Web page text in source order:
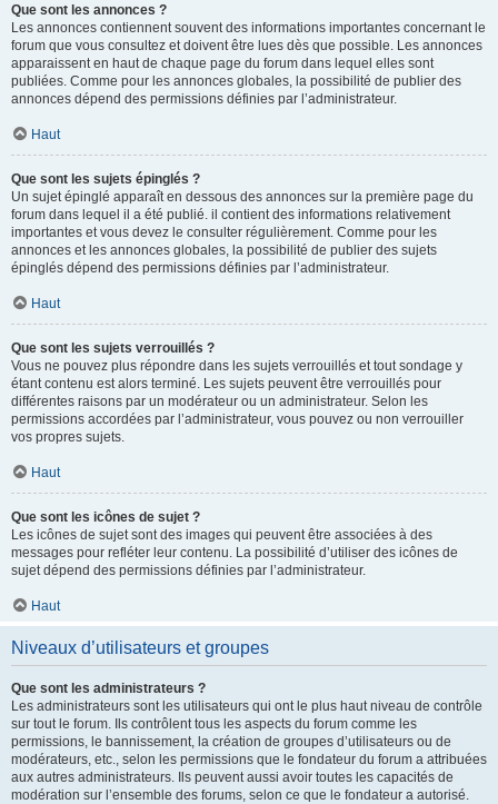
Que sont les annonces ?
Les annonces contiennent souvent des informations importantes concernant le
forum que vous consultez et doivent être lues dès que possible. Les annonces
apparaissent en haut de chaque page du forum dans lequel elles sont
publiées. Comme pour les annonces globales, la possibilité de publier des
annonces dépend des permissions définies par l’administrateur.
Haut
Que sont les sujets épinglés ?
Un sujet épinglé apparaît en dessous des annonces sur la première page du
forum dans lequel il a été publié. il contient des informations relativement
importantes et vous devez le consulter régulièrement. Comme pour les
annonces et les annonces globales, la possibilité de publier des sujets
épinglés dépend des permissions définies par l’administrateur.
Haut
Que sont les sujets verrouillés ?
Vous ne pouvez plus répondre dans les sujets verrouillés et tout sondage y
étant contenu est alors terminé. Les sujets peuvent être verrouillés pour
différentes raisons par un modérateur ou un administrateur. Selon les
permissions accordées par l’administrateur, vous pouvez ou non verrouiller
vos propres sujets.
Haut
Que sont les icônes de sujet ?
Les icônes de sujet sont des images qui peuvent être associées à des
messages pour refléter leur contenu. La possibilité d’utiliser des icônes de
sujet dépend des permissions définies par l’administrateur.
Haut
Niveaux d’utilisateurs et groupes
Que sont les administrateurs ?
Les administrateurs sont les utilisateurs qui ont le plus haut niveau de contrôle
sur tout le forum. Ils contrôlent tous les aspects du forum comme les
permissions, le bannissement, la création de groupes d’utilisateurs ou de
modérateurs, etc., selon les permissions que le fondateur du forum a attribuées
aux autres administrateurs. Ils peuvent aussi avoir toutes les capacités de
modération sur l’ensemble des forums, selon ce que le fondateur a autorisé.